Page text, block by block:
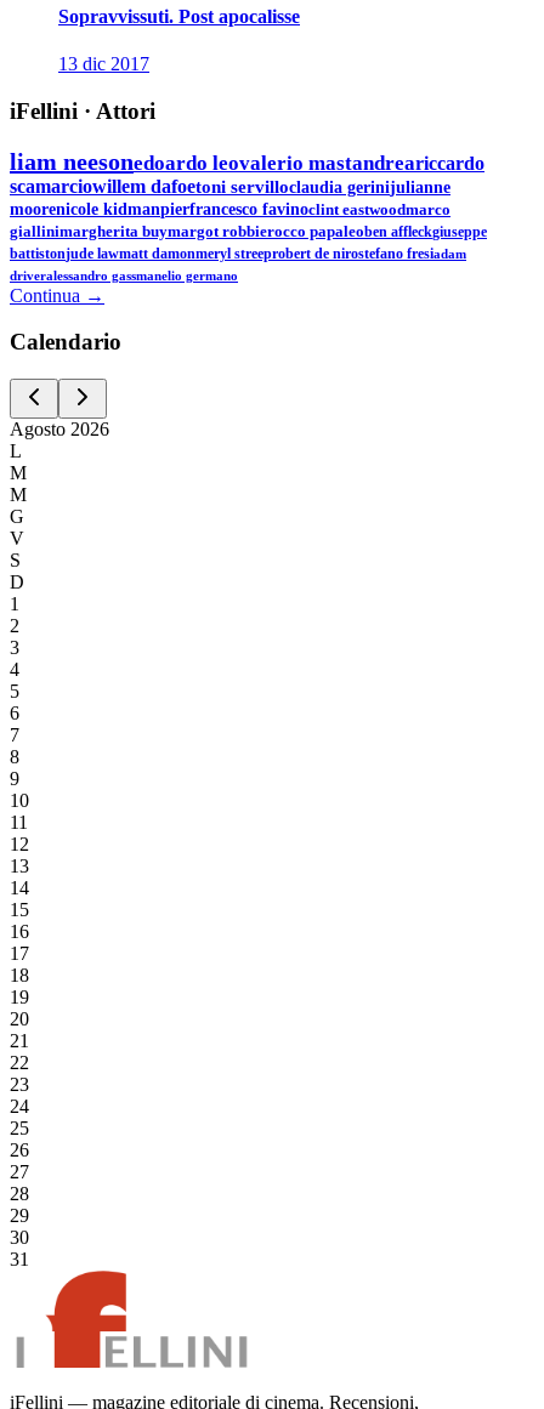
Sopravvissuti. Post apocalisse
13 dic 2017
iFellini · Attori
liam neesonedoardo leovalerio mastandreariccardo
scamarciowillem dafoetoni servilloclaudia gerinijulianne
moorenicole kidmanpierfrancesco favinoclint eastwoodmarco
giallinimargherita buymargot robbierocco papaleoben affleckgiuseppe
battistonjude lawmatt damonmeryl streeprobert de nirostefano fresiadam
driveralessandro gassmanelio germano
Continua →
Calendario
Agosto 2026
L
M
M
G
V
S
D
1
2
3
4
5
6
7
8
9
10
11
12
13
14
15
16
17
18
19
20
21
22
23
24
25
26
27
28
29
30
31
iFellini — magazine editoriale di cinema. Recensioni,